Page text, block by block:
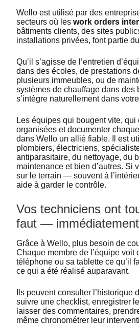
Wello est utilisé par des
secteurs où les work orders
bâtiments clients, des sites
installations privées, font partie
Qu’il s’agisse de l’entretien
dans des écoles, de prestations
plusieurs immeubles, ou de
systèmes de chauffage dans
s’intègre naturellement dans
Les équipes qui bougent vite, qui
organisées et documenter
dans Wello un allié fiable. Il est
plombiers, électriciens,
antiparasitaire, du nettoyage, du
maintenance et bien d’autres. Si
sur le terrain — souvent à
aide à garder le contrôle.
Vos techniciens ont
faut — immédiatement
Grâce à Wello, plus besoin de
Chaque membre de l’équipe voit
téléphone ou sa tablette ce qu’il
ce qui a été réalisé auparavant.
Ils peuvent consulter l’historique
suivre une checklist, enregistrer
laisser des commentaires,
même chronométrer leur